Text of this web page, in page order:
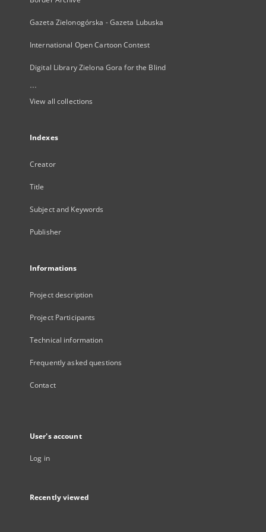
Gazeta Zielonogórska - Gazeta Lubuska
International Open Cartoon Contest
Digital Library Zielona Gora for the Blind
...
View all collections
Indexes
Creator
Title
Subject and Keywords
Publisher
Informations
Project description
Project Participants
Technical information
Frequently asked questions
Contact
User's account
Log in
Recently viewed